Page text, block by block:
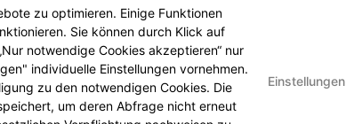
zu optimieren. Einige Funktionen
Sie können durch Klick auf
notwendige Cookies akzeptieren“ nur
individuelle Einstellungen vornehmen.
zu den notwendigen Cookies. Die
um deren Abfrage nicht erneut
Einstellungen